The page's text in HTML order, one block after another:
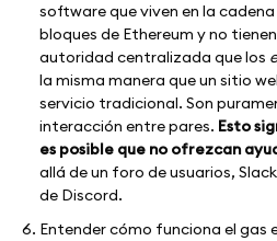
software que viven en la
bloques de Ethereum y no
autoridad centralizada que los
la misma manera que un sitio
servicio tradicional. Son
interacción entre pares. Esto
es posible que no ofrezcan
allá de un foro de usuarios,
de Discord.
Entender cómo funciona el gas